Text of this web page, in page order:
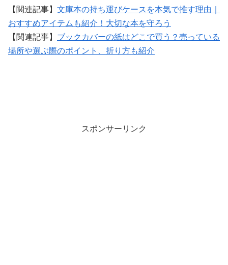
【関連記事】 文庫本の持ち運びケースを本気で推す理由｜
おすすめアイテムも紹介！大切な本を守ろう
【関連記事】 ブックカバーの紙はどこで買う？売っている
場所や選ぶ際のポイント、折り方も紹介
スポンサーリンク